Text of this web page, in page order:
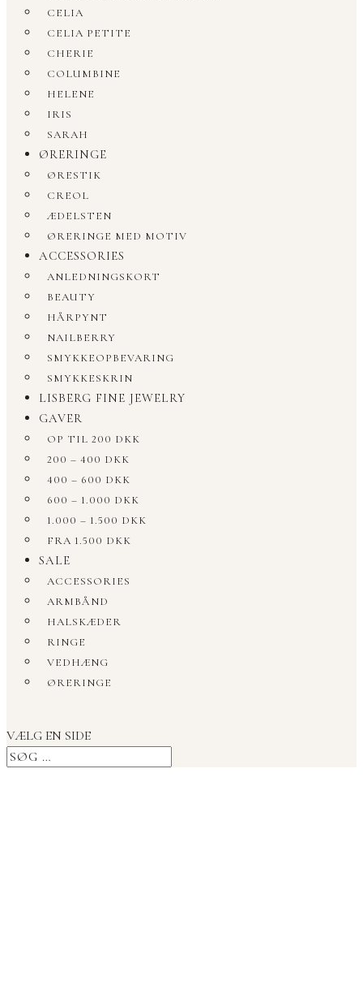
CELIA
CELIA PETITE
CHERIE
COLUMBINE
HELENE
IRIS
SARAH
ØRERINGE
ØRESTIK
CREOL
ÆDELSTEN
ØRERINGE MED MOTIV
ACCESSORIES
ANLEDNINGSKORT
BEAUTY
HÅRPYNT
NAILBERRY
SMYKKEOPBEVARING
SMYKKESKRIN
LISBERG FINE JEWELRY
GAVER
OP TIL 200 DKK
200 – 400 DKK
400 – 600 DKK
600 – 1.000 DKK
1.000 – 1.500 DKK
FRA 1.500 DKK
SALE
ACCESSORIES
ARMBÅND
HALSKÆDER
RINGE
VEDHÆNG
ØRERINGE
VÆLG EN SIDE